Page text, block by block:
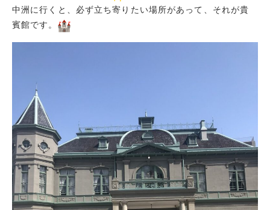
中洲に行くと、必ず立ち寄りたい場所があって、それが貴
賓館です。